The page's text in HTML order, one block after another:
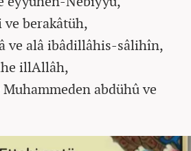
berakâtüh,
ve alâ ibâdillâhis-sâlihîn,
illAllâh,
abdühû ve